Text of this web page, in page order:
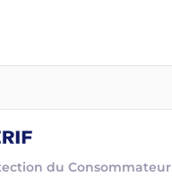
du Consommateur